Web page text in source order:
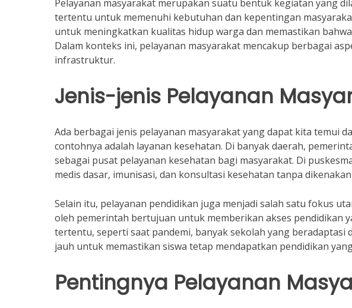
Pelayanan masyarakat merupakan suatu bentuk kegiatan yang
tertentu untuk memenuhi kebutuhan dan kepentingan
untuk meningkatkan kualitas hidup warga dan memastikan
Dalam konteks ini, pelayanan masyarakat mencakup berbagai
infrastruktur.
Jenis-jenis Pelayanan
Ada berbagai jenis pelayanan masyarakat yang dapat kita temui
contohnya adalah layanan kesehatan. Di banyak daerah,
sebagai pusat pelayanan kesehatan bagi masyarakat. Di
medis dasar, imunisasi, dan konsultasi kesehatan tanpa
Selain itu, pelayanan pendidikan juga menjadi salah satu fokus
oleh pemerintah bertujuan untuk memberikan akses pendidikan
tertentu, seperti saat pandemi, banyak sekolah yang beradaptasi
jauh untuk memastikan siswa tetap mendapatkan pendidikan
Pentingnya Pelayanan